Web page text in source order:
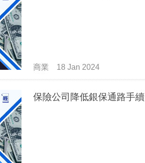
商業 18 Jan 2024
保險公司降低銀保通路手